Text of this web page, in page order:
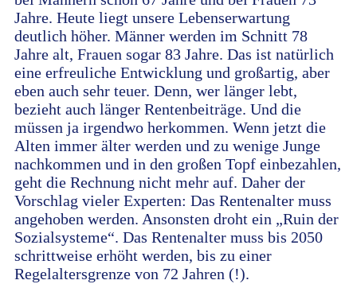
Jahre. Heute liegt unsere Lebenserwartung
deutlich höher. Männer werden im Schnitt 78
Jahre alt, Frauen sogar 83 Jahre. Das ist natürlich
eine erfreuliche Entwicklung und großartig, aber
eben auch sehr teuer. Denn, wer länger lebt,
bezieht auch länger Rentenbeiträge. Und die
müssen ja irgendwo herkommen. Wenn jetzt die
Alten immer älter werden und zu wenige Junge
nachkommen und in den großen Topf einbezahlen,
geht die Rechnung nicht mehr auf. Daher der
Vorschlag vieler Experten: Das Rentenalter muss
angehoben werden. Ansonsten droht ein „Ruin der
Sozialsysteme“. Das Rentenalter muss bis 2050
schrittweise erhöht werden, bis zu einer
Regelaltersgrenze von 72 Jahren (!).